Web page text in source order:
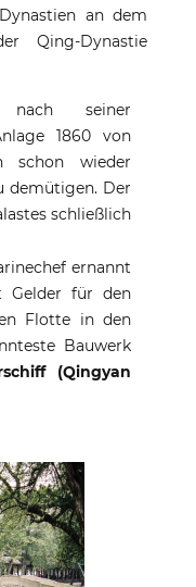
an dem
Qing-Dynastie
seiner
1860 von
schon wieder
demütigen. Der
schließlich
ernannt
Gelder für den
Flotte in den
Bauwerk
(Qingyan